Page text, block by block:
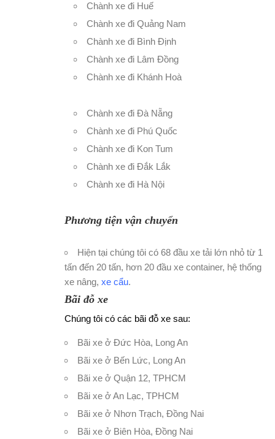
Chành xe đi Huế
Chành xe đi Quảng Nam
Chành xe đi Bình Định
Chành xe đi Lâm Đồng
Chành xe đi Khánh Hoà
Chành xe đi Đà Nẵng
Chành xe đi Phú Quốc
Chành xe đi Kon Tum
Chành xe đi Đắk Lắk
Chành xe đi Hà Nội
Phương tiện vận chuyển
Hiện tại chúng tôi có 68 đầu xe tải lớn nhỏ từ 1
tấn đến 20 tấn, hơn 20 đầu xe container, hệ thống
xe nâng, xe cẩu.
Bãi đỗ xe
Chúng tôi có các bãi đỗ xe sau:
Bãi xe ở Đức Hòa, Long An
Bãi xe ở Bến Lức, Long An
Bãi xe ở Quận 12, TPHCM
Bãi xe ở An Lạc, TPHCM
Bãi xe ở Nhơn Trạch, Đồng Nai
Bãi xe ở Biên Hòa, Đồng Nai